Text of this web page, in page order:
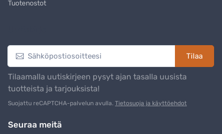
Tuotenostot
Tilaa
Tilaamalla uutiskirjeen pysyt ajan tasalla uusista
tuotteista ja tarjouksista!
Suojattu reCAPTCHA-palvelun avulla. Tietosuoja ja käyttöehdot
Seuraa meitä